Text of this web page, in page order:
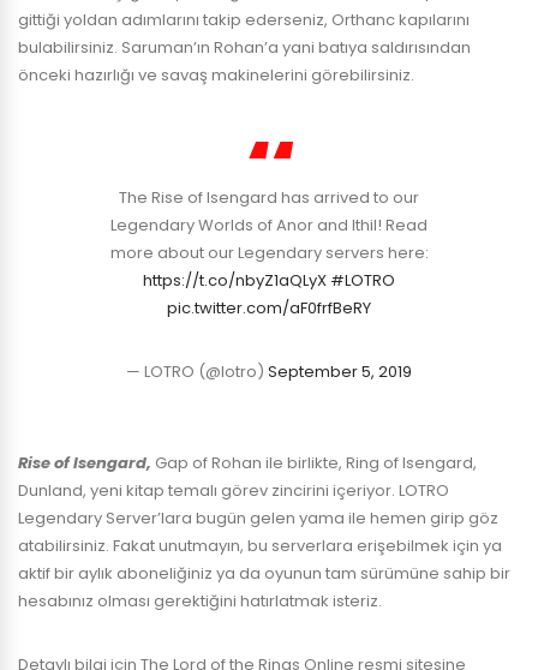
gittiği yoldan adımlarını takip ederseniz, Orthanc kapılarını
bulabilirsiniz. Saruman’ın Rohan’a yani batıya saldırısından
önceki hazırlığı ve savaş makinelerini görebilirsiniz.
The Rise of Isengard has arrived to our
Legendary Worlds of Anor and Ithil! Read
more about our Legendary servers here:
https://t.co/nbyZ1aQLyX #LOTRO
pic.twitter.com/aF0frfBeRY
— LOTRO (@lotro) September 5, 2019
Rise of Isengard, Gap of Rohan ile birlikte, Ring of Isengard,
Dunland, yeni kitap temalı görev zincirini içeriyor. LOTRO
Legendary Server’lara bugün gelen yama ile hemen girip göz
atabilirsiniz. Fakat unutmayın, bu serverlara erişebilmek için ya
aktif bir aylık aboneliğiniz ya da oyunun tam sürümüne sahip bir
hesabınız olması gerektiğini hatırlatmak isteriz.
Detaylı bilgi için The Lord of the Rings Online resmi sitesine